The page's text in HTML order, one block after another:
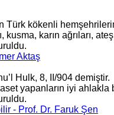
Türk kökenli
karın ağrıları,
Aktaş
Hulk, 8, II/904 demiştir.
yapanların iyi ahlakla
- Prof. Dr. Faruk Şen